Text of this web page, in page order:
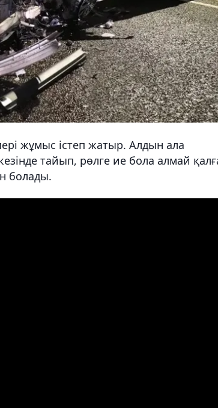
жұмыс істеп жатыр. Алдын ала
тайып, рөлге ие бола алмай
болады.